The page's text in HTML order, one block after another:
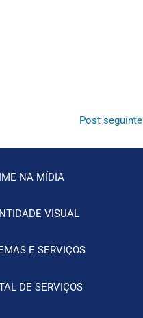
Post seguinte
IME NA MÍDIA
VISUAL
E SERVIÇOS
DE SERVIÇOS